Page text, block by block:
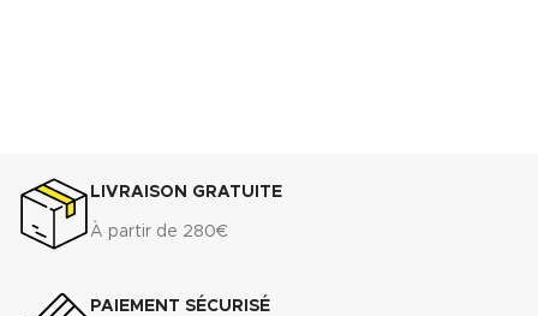
LIVRAISON GRATUITE
À partir de 280€
PAIEMENT SÉCURISÉ